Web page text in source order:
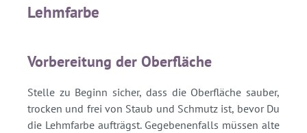
Lehmfarbe
Vorbereitung der Oberfläche
Stelle zu Beginn sicher, dass die Oberfläche sauber,
trocken und frei von Staub und Schmutz ist, bevor Du
die Lehmfarbe aufträgst. Gegebenenfalls müssen alte